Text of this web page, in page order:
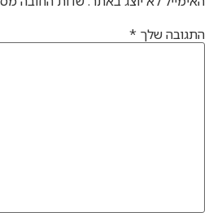
התגובה שלך *